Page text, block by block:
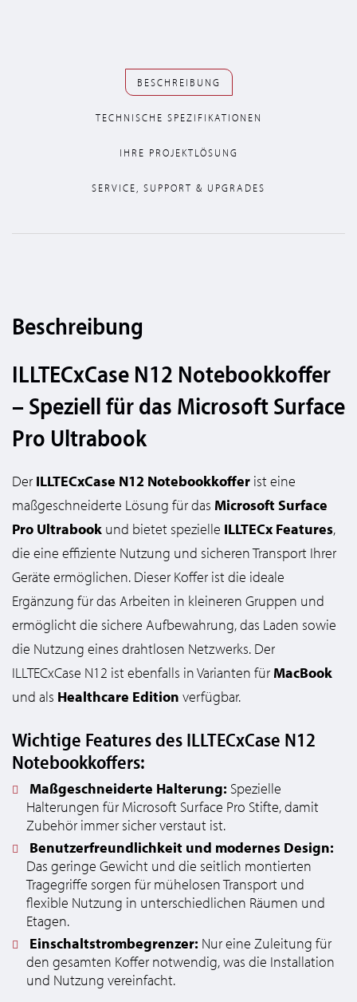
BESCHREIBUNG
TECHNISCHE SPEZIFIKATIONEN
IHRE PROJEKTLÖSUNG
SERVICE, SUPPORT & UPGRADES
Beschreibung
ILLTECxCase N12 Notebookkoffer
– Speziell für das Microsoft Surface
Pro Ultrabook
Der ILLTECxCase N12 Notebookkoffer ist eine
maßgeschneiderte Lösung für das Microsoft Surface
Pro Ultrabook und bietet spezielle ILLTECx Features,
die eine effiziente Nutzung und sicheren Transport Ihrer
Geräte ermöglichen. Dieser Koffer ist die ideale
Ergänzung für das Arbeiten in kleineren Gruppen und
ermöglicht die sichere Aufbewahrung, das Laden sowie
die Nutzung eines drahtlosen Netzwerks. Der
ILLTECxCase N12 ist ebenfalls in Varianten für MacBook
und als Healthcare Edition verfügbar.
Wichtige Features des ILLTECxCase N12
Notebookkoffers:
Maßgeschneiderte Halterung: Spezielle
Halterungen für Microsoft Surface Pro Stifte, damit
Zubehör immer sicher verstaut ist.
Benutzerfreundlichkeit und modernes Design:
Das geringe Gewicht und die seitlich montierten
Tragegriffe sorgen für mühelosen Transport und
flexible Nutzung in unterschiedlichen Räumen und
Etagen.
Einschaltstrombegrenzer: Nur eine Zuleitung für
den gesamten Koffer notwendig, was die Installation
und Nutzung vereinfacht.